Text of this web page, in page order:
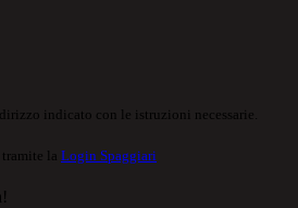
indicato con le istruzioni necessarie.
la Login Spaggiari